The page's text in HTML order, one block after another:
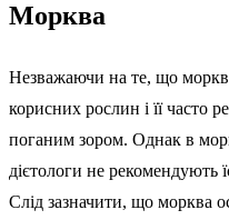
Морква
Незважаючи на те, що
корисних рослин і її часто
поганим зором. Однак в
дієтологи не рекомендують
Слід зазначити, що морква